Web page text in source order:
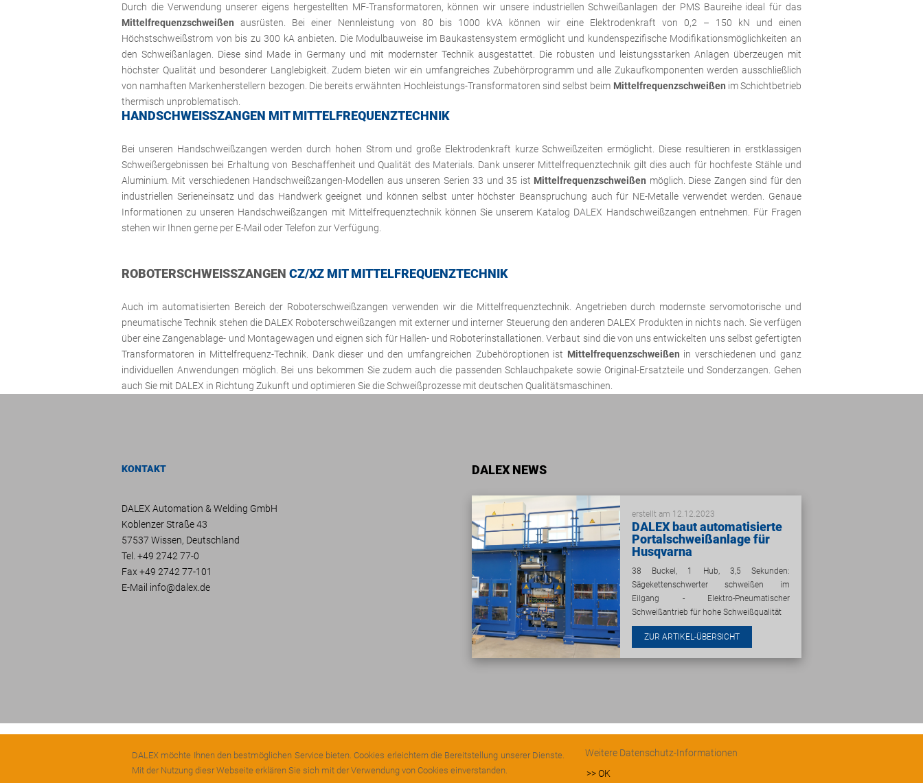
DALEX möchte Ihnen den bestmöglichen Service bieten. Cookies erleichtern die Bereitstellung unserer Dienste.
Mit der Nutzung diesr Webseite erklären Sie sich mit der Verwendung von Cookies einverstanden.
Weitere Datenschutz-Informationen
>> OK
Durch die Verwendung unserer eigens hergestellten MF-Transformatoren, können wir unsere industriellen Schweißanlagen der PMS Baureihe ideal für das
Mittelfrequenzschweißen ausrüsten. Bei einer Nennleistung von 80 bis 1000 kVA können wir eine Elektrodenkraft von 0,2 – 150 kN und einen
Höchstschweißstrom von bis zu 300 kA anbieten. Die Modulbauweise im Baukastensystem ermöglicht und kundenspezifische Modifikationsmöglichkeiten an
den Schweißanlagen. Diese sind Made in Germany und mit modernster Technik ausgestattet. Die robusten und leistungsstarken Anlagen überzeugen mit
höchster Qualität und besonderer Langlebigkeit. Zudem bieten wir ein umfangreiches Zubehörprogramm und alle Zukaufkomponenten werden ausschließlich
von namhaften Markenherstellern bezogen. Die bereits erwähnten Hochleistungs-Transformatoren sind selbst beim Mittelfrequenzschweißen im Schichtbetrieb
thermisch unproblematisch.
HANDSCHWEISSZANGEN MIT MITTELFREQUENZTECHNIK
Bei unseren Handschweißzangen werden durch hohen Strom und große Elektrodenkraft kurze Schweißzeiten ermöglicht. Diese resultieren in erstklassigen
Schweißergebnissen bei Erhaltung von Beschaffenheit und Qualität des Materials. Dank unserer Mittelfrequenztechnik gilt dies auch für hochfeste Stähle und
Aluminium. Mit verschiedenen Handschweißzangen-Modellen aus unseren Serien 33 und 35 ist Mittelfrequenzschweißen möglich. Diese Zangen sind für den
industriellen Serieneinsatz und das Handwerk geeignet und können selbst unter höchster Beanspruchung auch für NE-Metalle verwendet werden. Genaue
Informationen zu unseren Handschweißzangen mit Mittelfrequenztechnik können Sie unserem Katalog DALEX Handschweißzangen entnehmen. Für Fragen
stehen wir Ihnen gerne per E-Mail oder Telefon zur Verfügung.
ROBOTERSCHWEISSZANGEN CZ/XZ MIT MITTELFREQUENZTECHNIK
Auch im automatisierten Bereich der Roboterschweißzangen verwenden wir die Mittelfrequenztechnik. Angetrieben durch modernste servomotorische und
pneumatische Technik stehen die DALEX Roboterschweißzangen mit externer und interner Steuerung den anderen DALEX Produkten in nichts nach. Sie verfügen
über eine Zangenablage- und Montagewagen und eignen sich für Hallen- und Roboterinstallationen. Verbaut sind die von uns entwickelten uns selbst gefertigten
Transformatoren in Mittelfrequenz-Technik. Dank dieser und den umfangreichen Zubehöroptionen ist Mittelfrequenzschweißen in verschiedenen und ganz
individuellen Anwendungen möglich. Bei uns bekommen Sie zudem auch die passenden Schlauchpakete sowie Original-Ersatzteile und Sonderzangen. Gehen
auch Sie mit DALEX in Richtung Zukunft und optimieren Sie die Schweißprozesse mit deutschen Qualitätsmaschinen.
KONTAKT
DALEX Automation & Welding GmbH
Koblenzer Straße 43
57537 Wissen, Deutschland
Tel. +49 2742 77-0
Fax +49 2742 77-101
E-Mail info@dalex. de
DALEX NEWS
erstellt am 12.12.2023
DALEX baut automatisierte
Portalschweißanlage für
Husqvarna
38 Buckel, 1 Hub, 3,5 Sekunden:
Sägekettenschwerter schweißen im
Eilgang - Elektro-Pneumatischer
Schweißantrieb für hohe Schweißqualität
ZUR ARTIKEL-ÜBERSICHT
IMPRESSUM HAFTUNGSAUSSCHLUSS DATENSCHUTZ